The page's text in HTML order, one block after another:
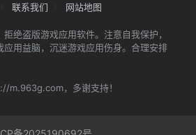
联系我们 网站地图
绝盗版游戏应用软件。注意自我保护，
应用益脑，沉迷游戏应用伤身。合理安排
m.963g.com，多谢支持！